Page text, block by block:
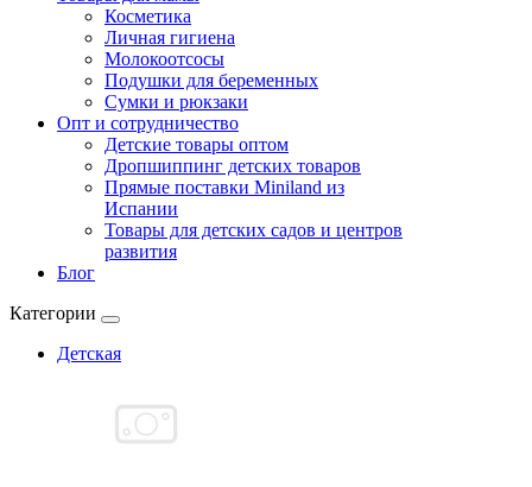
Косметика
Личная гигиена
Молокоотсосы
Подушки для беременных
Сумки и рюкзаки
Опт и сотрудничество
Детские товары оптом
Дропшиппинг детских товаров
Прямые поставки Miniland из
Испании
Товары для детских садов и центров
развития
Блог
Категории
Детская